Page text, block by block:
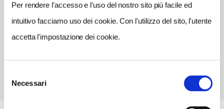
Per rendere l’accesso e l’uso del nostro sito più facile ed
intuitivo facciamo uso dei cookie. Con l'utilizzo del sito, l'utente
accetta l'impostazione dei cookie.
delNecessari
info@zestsiena.com
057747139